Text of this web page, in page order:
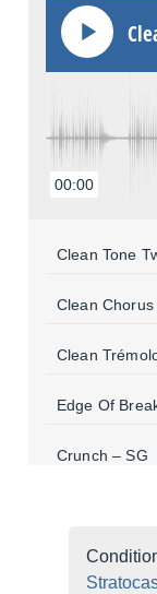
00:00
Clean Tone
Clean Chorus
Clean
Edge Of
Crunch – SG
Lead 3:4